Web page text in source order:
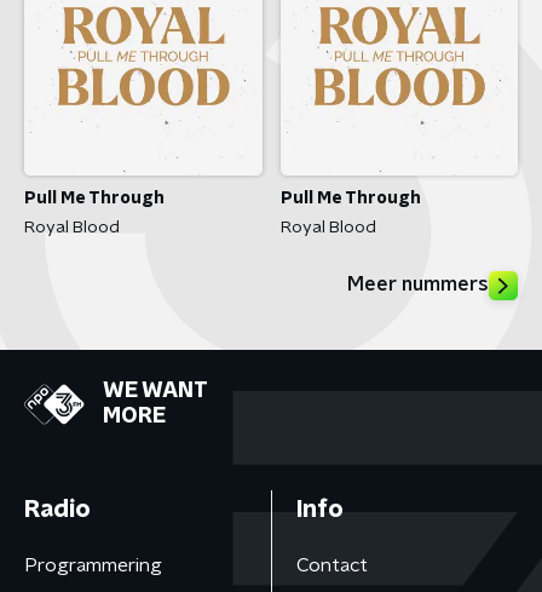
Pull Me Through
Royal Blood
Pull Me Through
Royal Blood
Meer nummers
WE WANT
MORE
Radio
Programmering
Info
Contact